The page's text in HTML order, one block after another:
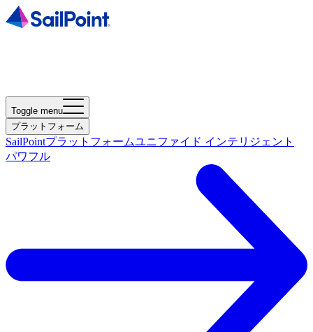
Toggle menu
プラットフォーム
SailPointプラットフォームユニファイド インテリジェント
パワフル